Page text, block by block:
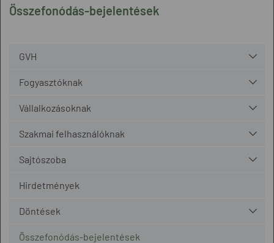
Összefonódás-bejelentések
GVH
Fogyasztóknak
Vállalkozásoknak
Szakmai felhasználóknak
Sajtószoba
Hirdetmények
Döntések
Összefonódás-bejelentések